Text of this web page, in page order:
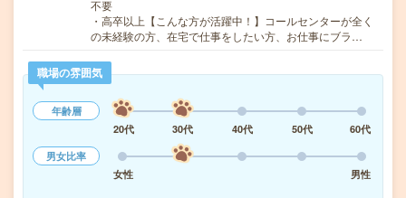
不要
・高卒以上【こんな方が活躍中！】コールセンターが全く
の未経験の方、在宅で仕事をしたい方、お仕事にブラ…
職場の雰囲気
年齢層
20代
30代 40代 50代
60代
男女比率
女性
男性